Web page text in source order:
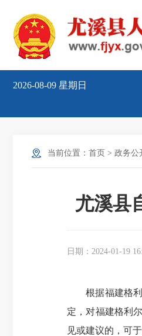
2026-08-09 星期日
当前位置： 首页 > 政务公
尤溪县
日期：2024-01-19
根据福建格利
定，对福建格利
见或建议的，可